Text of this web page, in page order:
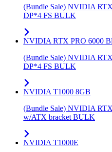
(Bundle Sale) NVIDIA
DP*4 FS BULK
NVIDIA RTX PRO 6000
(Bundle Sale) NVIDIA
DP*4 FS BULK
NVIDIA T1000 8GB
(Bundle Sale) NVIDIA
w/ATX bracket BULK
NVIDIA T1000E